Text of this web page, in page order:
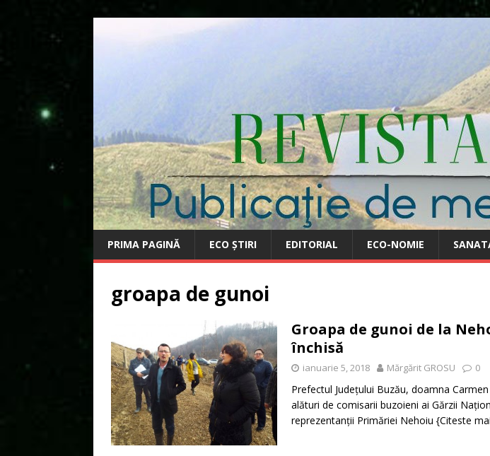
PRIMA PAGINĂ ECO ȘTIRI EDITORIAL ECO-NOMIE
groapa de gunoi
Groapa de gunoi de la
închisă
ianuarie 5, 2018 Mărgărit GROSU 0
Prefectul Județului Buzău, doamna
alături de comisarii buzoieni ai Gărzii
reprezentanții Primăriei Nehoiu {Citeste